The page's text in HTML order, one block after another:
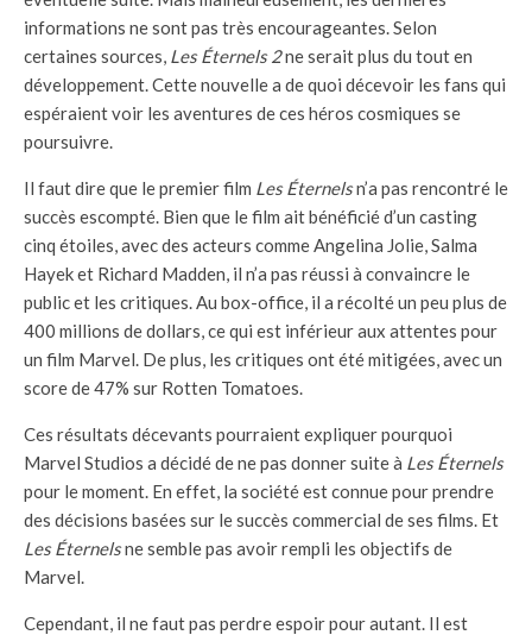
informations ne sont pas très encourageantes. Selon
certaines sources, Les Éternels 2ne serait plus du tout en
développement. Cette nouvelle a de quoi décevoir les fans qui
espéraient voir les aventures de ces héros cosmiques se
poursuivre.
Il faut dire que le premier film Les Éternelsn’a pas rencontré le
succès escompté. Bien que le film ait bénéficié d’un casting
cinq étoiles, avec des acteurs comme Angelina Jolie, Salma
Hayek et Richard Madden, il n’a pas réussi à convaincre le
public et les critiques. Au box-office, il a récolté un peu plus de
400 millions de dollars, ce qui est inférieur aux attentes pour
un film Marvel. De plus, les critiques ont été mitigées, avec un
score de 47% sur Rotten Tomatoes.
Ces résultats décevants pourraient expliquer pourquoi
Marvel Studios a décidé de ne pas donner suite à Les Éternels
pour le moment. En effet, la société est connue pour prendre
des décisions basées sur le succès commercial de ses films. Et
Les Éternelsne semble pas avoir rempli les objectifs de
Marvel.
Cependant, il ne faut pas perdre espoir pour autant. Il est